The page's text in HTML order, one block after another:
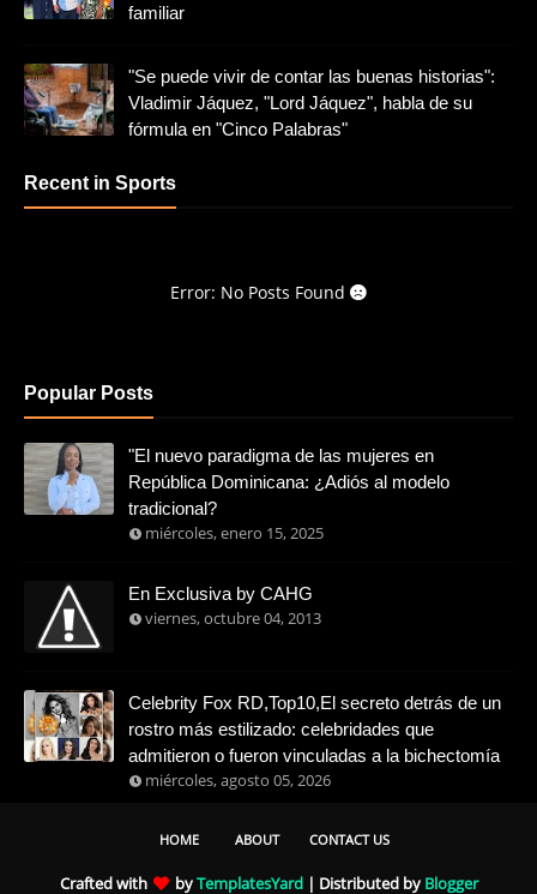
familiar
"Se puede vivir de contar las buenas historias":
Vladimir Jáquez, "Lord Jáquez", habla de su
fórmula en "Cinco Palabras"
Recent in Sports
Error: No Posts Found
Popular Posts
"El nuevo paradigma de las mujeres en
República Dominicana: ¿Adiós al modelo
tradicional?
miércoles, enero 15, 2025
En Exclusiva by CAHG
viernes, octubre 04, 2013
Celebrity Fox RD,Top10,El secreto detrás de un
rostro más estilizado: celebridades que
admitieron o fueron vinculadas a la bichectomía
miércoles, agosto 05, 2026
HOME ABOUT CONTACT US
Crafted with byTemplatesYard| Distributed by Blogger